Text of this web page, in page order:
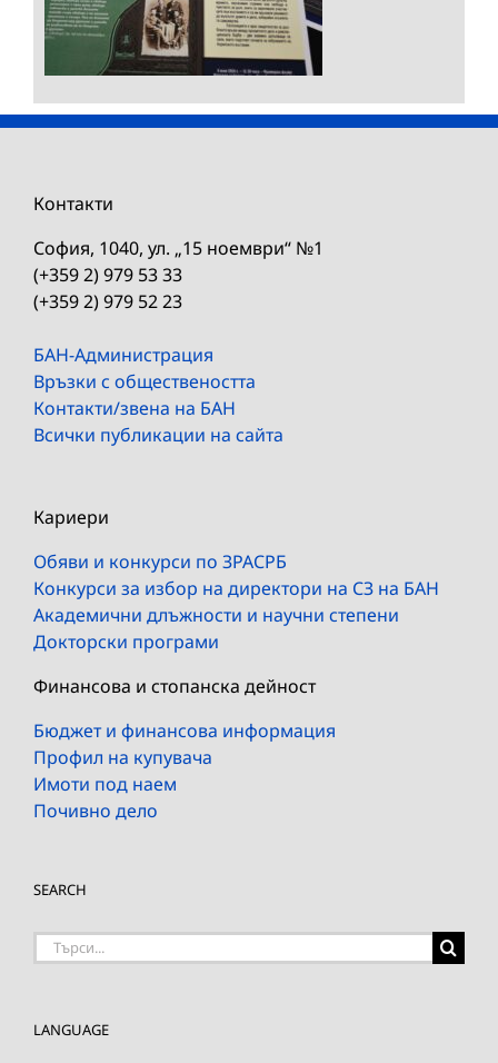
Контакти
София, 1040, ул. „15 ноември“ №1
(+359 2) 979 53 33
(+359 2) 979 52 23
БАН-Администрация
Връзки с обществеността
Контакти/звена на БАН
Всички публикации на сайта
Кариери
Обяви и конкурси по ЗРАСРБ
Конкурси за избор на директори на СЗ на БАН
Академични длъжности и научни степени
Докторски програми
Финансова и стопанска дейност
Бюджет и финансова информация
Профил на купувача
Имоти под наем
Почивно дело
SEARCH
Търсене
LANGUAGE